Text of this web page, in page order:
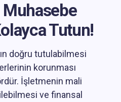
Tutun!
doğru tutulabilmesi
korunması
İşletmenin mali
ve finansal